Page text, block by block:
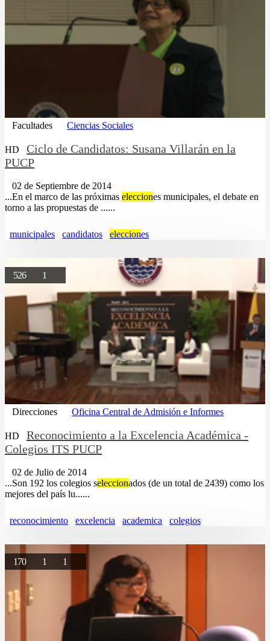
Facultades Ciencias Sociales
HD
Ciclo de Candidatos: Susana Villarán en la
PUCP
02 de Septiembre de 2014
...En el marco de las próximas elecciones municipales, el debate en
torno a las propuestas de ......
municipales candidatos elecciones
526 1
Direcciones Oficina Central de Admisión e Informes
HD
Reconocimiento a la Excelencia Académica -
Colegios ITS PUCP
02 de Julio de 2014
...Son 192 los colegios seleccionados (de un total de 2439) como los
mejores del país lu......
reconocimiento excelencia academica colegios
170 1 1